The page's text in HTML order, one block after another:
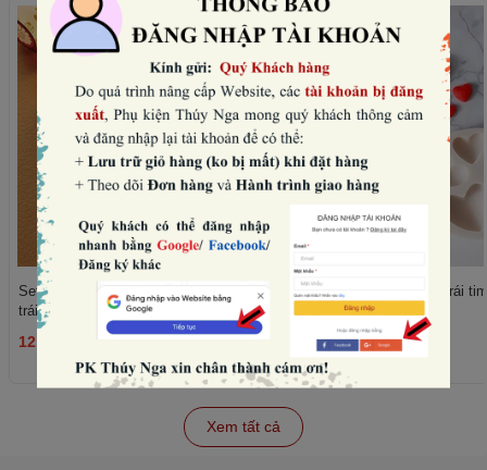
Set 50 cây giấy xanh lùn (họa tiết hoa,
trái tim).
12.000₫
Khuôn silicon tròn - 8 trái
15.000₫
Xem tất cả